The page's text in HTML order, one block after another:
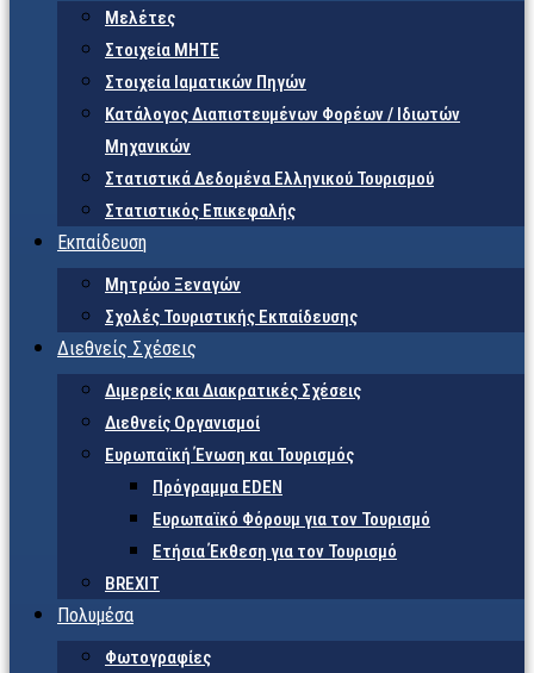
Μελέτες
Στοιχεία ΜΗΤΕ
Στοιχεία Ιαματικών Πηγών
Κατάλογος Διαπιστευμένων Φορέων / Ιδιωτών
Μηχανικών
Στατιστικά Δεδομένα Ελληνικού Τουρισμού
Στατιστικός Επικεφαλής
Εκπαίδευση
Μητρώο Ξεναγών
Σχολές Τουριστικής Εκπαίδευσης
Διεθνείς Σχέσεις
Διμερείς και Διακρατικές Σχέσεις
Διεθνείς Οργανισμοί
Ευρωπαϊκή Ένωση και Τουρισμός
Πρόγραμμα EDEN
Ευρωπαϊκό Φόρουμ για τον Τουρισμό
Ετήσια Έκθεση για τον Τουρισμό
BREXIT
Πολυμέσα
Φωτογραφίες